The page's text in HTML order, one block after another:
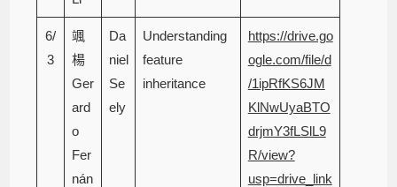
6/
3
颯
楊
Ger
ard
o
Fer
nán
Da
niel
Se
ely
Understanding
feature
inheritance
https://drive.go
ogle.com/file/d
/1ipRfKS6JM
KlNwUyaBTO
drjmY3fLSlL9
R/view?
usp=drive_link